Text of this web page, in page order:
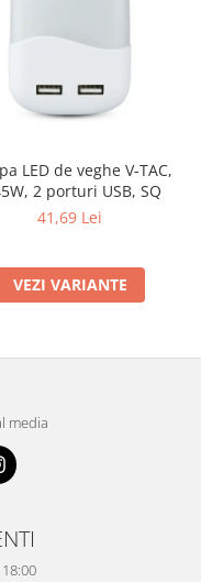
LED de veghe V-TAC,
2 porturi USB, SQ
41,69 Lei
VEZI VARIANTE
media